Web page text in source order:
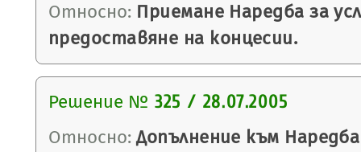
Относно: Приемане Наредба за
предоставяне на концесии.
Решение № 325 / 28.07.2005
Относно: Допълнение към